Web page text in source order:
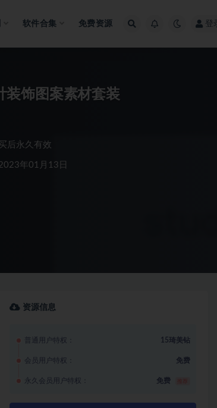
软件合集 免费资源 登
装饰图案素材套装
后永久有效
年01月13日
资源信息
普通用户特权： 15琦美钻
会员用户特权： 免费
永久会员用户特权： 免费